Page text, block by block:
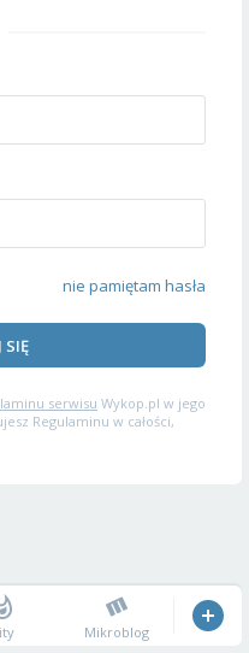
nie pamiętam hasła
SIĘ
serwisu Wykop.pl w jego
Regulaminu w całości,
Mikroblog